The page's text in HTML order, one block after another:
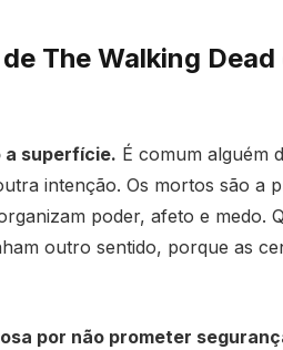
The Walking
a superfície. É comum alguém
intenção. Os mortos são a
poder, afeto e medo.
outro sentido, porque as
por não prometer